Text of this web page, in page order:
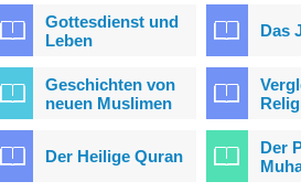
Gottesdienst und
Leben
Das
Geschichten von
neuen Muslimen
Der Heilige Quran
Der